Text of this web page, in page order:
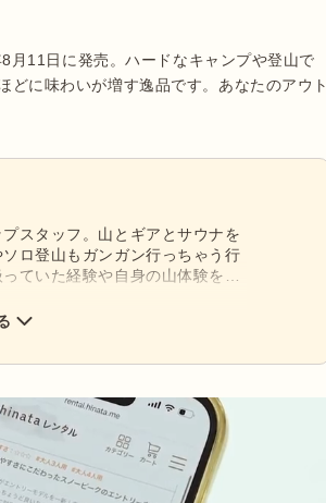
月11日に発売。ハードなキャンプや登山で
どに味わいが増す逸品です。あなたのアウト
スタッフ。山とギアとサウナを
ロ登山もガンガン行っちゃう行
ていた経験や自身の山体験を活